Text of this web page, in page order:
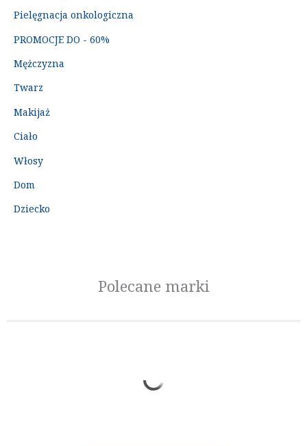
Pielęgnacja onkologiczna
PROMOCJE DO - 60%
Mężczyzna
Twarz
Makijaż
Ciało
Włosy
Dom
Dziecko
Polecane marki